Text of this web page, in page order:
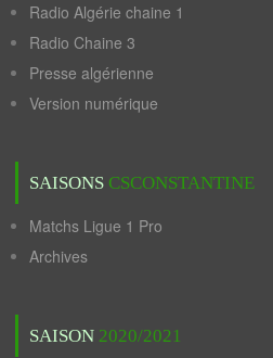
Radio Algérie chaine 1
Radio Chaine 3
Presse algérienne
Version numérique
SAISONS CSCONSTANTINE
Matchs Ligue 1 Pro
Archives
SAISON 2020/2021